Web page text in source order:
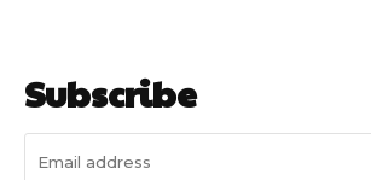
Subscribe